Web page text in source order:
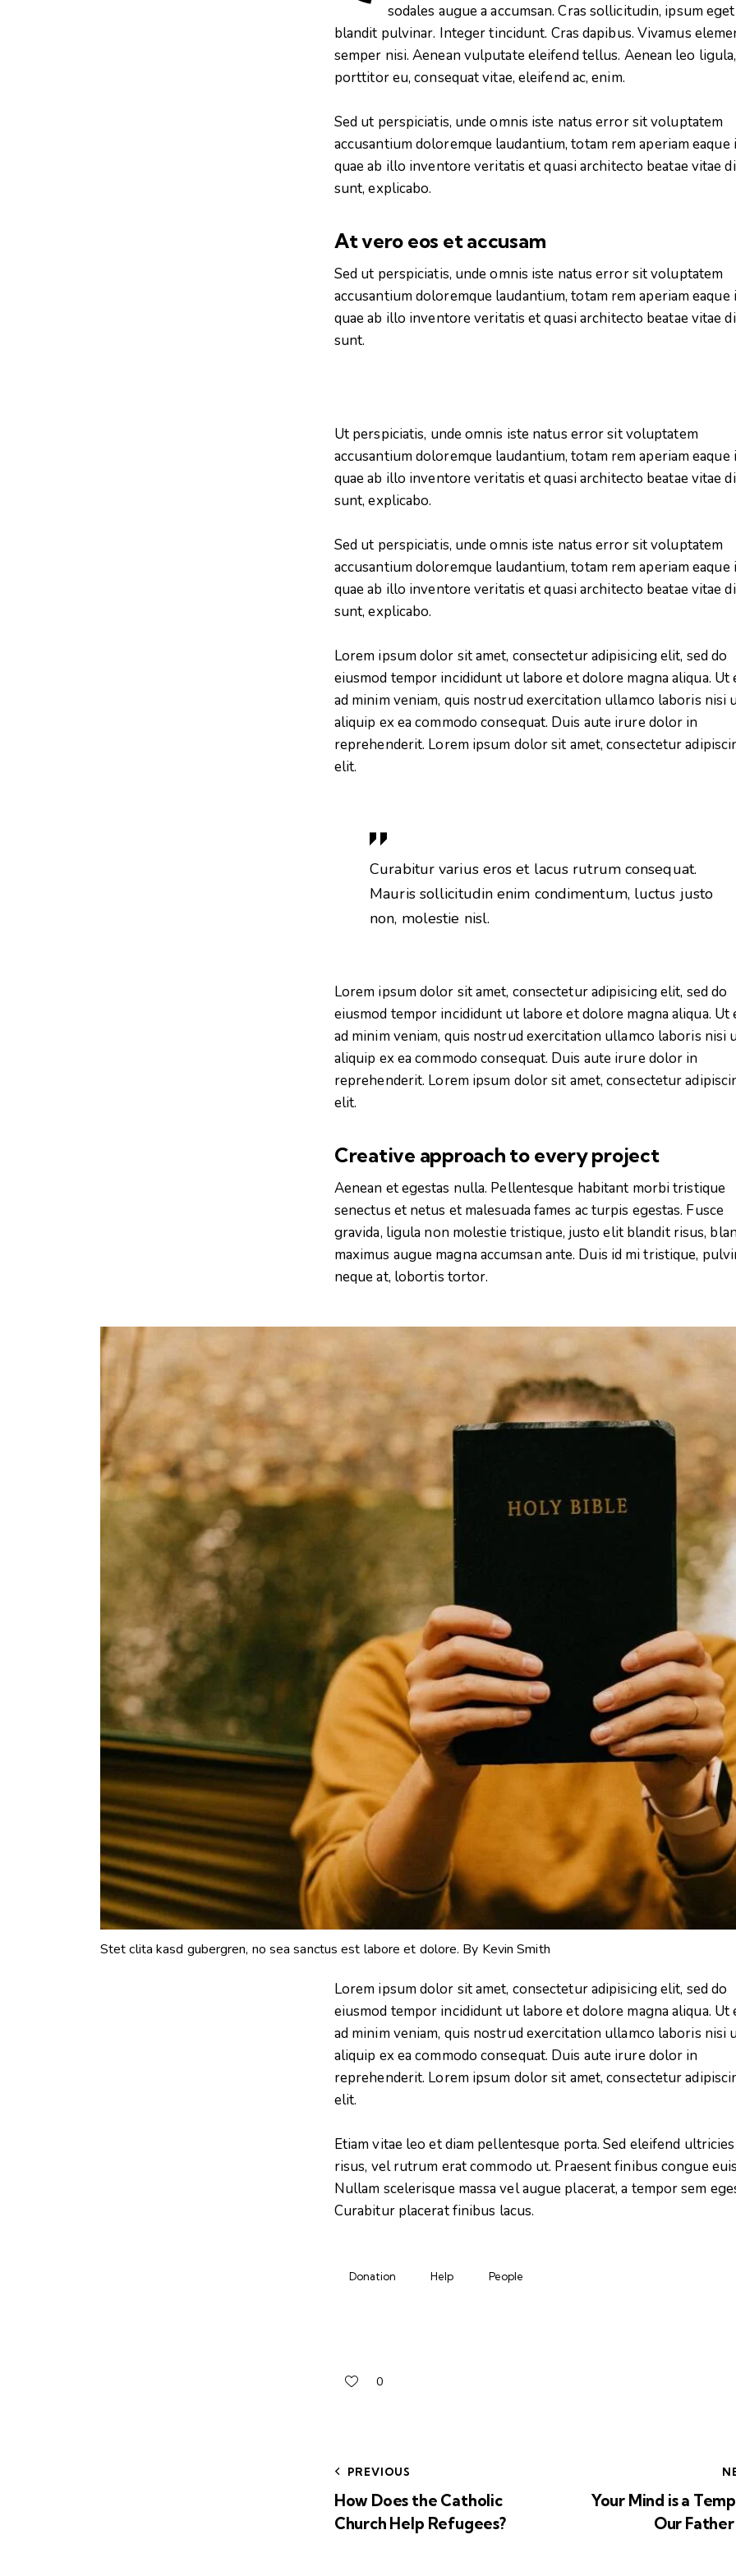
sodales augue a accumsan. Cras sollicitudin, ipsum eget
blandit pulvinar. Integer tincidunt. Cras dapibus. Vivamus
semper nisi. Aenean vulputate eleifend tellus. Aenean leo ligula,
porttitor eu, consequat vitae, eleifend ac, enim.
Sed ut perspiciatis, unde omnis iste natus error sit voluptatem
accusantium doloremque laudantium, totam rem aperiam eaque
quae ab illo inventore veritatis et quasi architecto beatae vitae
sunt, explicabo.
At vero eos et accusam
Sed ut perspiciatis, unde omnis iste natus error sit voluptatem
accusantium doloremque laudantium, totam rem aperiam eaque
quae ab illo inventore veritatis et quasi architecto beatae vitae
sunt.
Ut perspiciatis, unde omnis iste natus error sit voluptatem
accusantium doloremque laudantium, totam rem aperiam eaque
quae ab illo inventore veritatis et quasi architecto beatae vitae
sunt, explicabo.
Sed ut perspiciatis, unde omnis iste natus error sit voluptatem
accusantium doloremque laudantium, totam rem aperiam eaque
quae ab illo inventore veritatis et quasi architecto beatae vitae
sunt, explicabo.
Lorem ipsum dolor sit amet, consectetur adipisicing elit, sed do
eiusmod tempor incididunt ut labore et dolore magna aliqua. Ut
ad minim veniam, quis nostrud exercitation ullamco laboris nisi
aliquip ex ea commodo consequat. Duis aute irure dolor in
reprehenderit. Lorem ipsum dolor sit amet, consectetur
elit.
Curabitur varius eros et lacus rutrum consequat.
Mauris sollicitudin enim condimentum, luctus justo
non, molestie nisl.
Lorem ipsum dolor sit amet, consectetur adipisicing elit, sed do
eiusmod tempor incididunt ut labore et dolore magna aliqua. Ut
ad minim veniam, quis nostrud exercitation ullamco laboris nisi
aliquip ex ea commodo consequat. Duis aute irure dolor in
reprehenderit. Lorem ipsum dolor sit amet, consectetur
elit.
Creative approach to every project
Aenean et egestas nulla. Pellentesque habitant morbi tristique
senectus et netus et malesuada fames ac turpis egestas. Fusce
gravida, ligula non molestie tristique, justo elit blandit risus,
maximus augue magna accumsan ante. Duis id mi tristique,
neque at, lobortis tortor.
Stet clita kasd gubergren, no sea sanctus est labore et dolore. By Kevin Smith
Lorem ipsum dolor sit amet, consectetur adipisicing elit, sed do
eiusmod tempor incididunt ut labore et dolore magna aliqua. Ut
ad minim veniam, quis nostrud exercitation ullamco laboris nisi
aliquip ex ea commodo consequat. Duis aute irure dolor in
reprehenderit. Lorem ipsum dolor sit amet, consectetur
elit.
Etiam vitae leo et diam pellentesque porta. Sed eleifend ultricies
risus, vel rutrum erat commodo ut. Praesent finibus congue
Nullam scelerisque massa vel augue placerat, a tempor sem
Curabitur placerat finibus lacus.
Donation Help People
0
PREVIOUS
How Does the Catholic
Church Help Refugees?
Your Mind is a
Our